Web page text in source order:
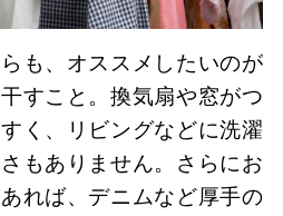
も、オススメしたいのが
すこと。換気扇や窓がつ
く、リビングなどに洗濯
もありません。さらにお
れば、デニムなど厚手の